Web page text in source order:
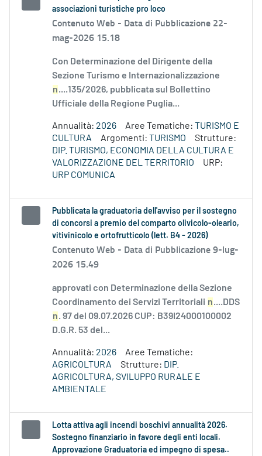
associazioni turistiche pro loco
Contenuto Web - Data di Pubblicazione 22-
mag-2026 15.18
Con Determinazione del Dirigente della
Sezione Turismo e Internazionalizzazione
n....135/2026, pubblicata sul Bollettino
Ufficiale della Regione Puglia...
Annualità: 2026 Aree Tematiche: TURISMO E
CULTURA
Argomenti: TURISMO
Strutture:
DIP. TURISMO, ECONOMIA DELLA CULTURA E
VALORIZZAZIONE DEL TERRITORIO
URP:
URP COMUNICA
Pubblicata la graduatoria dell'avviso per il sostegno
di concorsi a premio del comparto olivicolo-oleario,
vitivinicolo e ortofrutticolo (lett. B4 - 2026)
Contenuto Web - Data di Pubblicazione 9-lug-
2026 15.49
approvati con Determinazione della Sezione
Coordinamento dei Servizi Territoriali n....DDS
n. 97 del 09.07.2026 CUP: B39I24000100002
D.G.R. 53 del...
Annualità: 2026
Aree Tematiche:
AGRICOLTURA
Strutture: DIP.
AGRICOLTURA, SVILUPPO RURALE E
AMBIENTALE
Lotta attiva agli incendi boschivi annualità 2026.
Sostegno finanziario in favore degli enti locali.
Approvazione Graduatoria ed impegno di spesa..